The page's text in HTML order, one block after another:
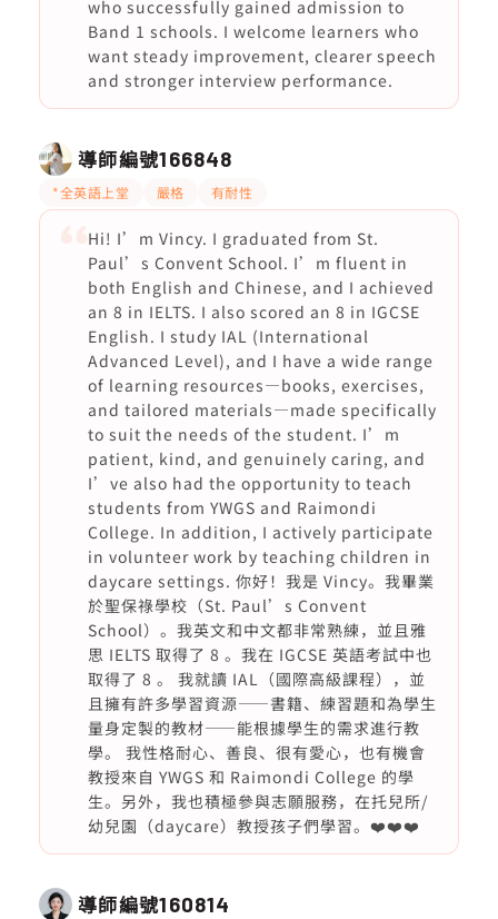
who successfully gained admission to
Band 1 schools. I welcome learners who
want steady improvement, clearer speech
and stronger interview performance.
導師編號166848
*全英語上堂 嚴格 有耐性
Hi! I’m Vincy. I graduated from St.
Paul’s Convent School. I’m fluent in
both English and Chinese, and I achieved
an 8 in IELTS. I also scored an 8 in IGCSE
English. I study IAL (International
Advanced Level), and I have a wide range
of learning resources—books, exercises,
and tailored materials—made specifically
to suit the needs of the student. I’m
patient, kind, and genuinely caring, and
I’ve also had the opportunity to teach
students from YWGS and Raimondi
College. In addition, I actively participate
in volunteer work by teaching children in
daycare settings. 你好！我是 Vincy。我畢業
於聖保祿學校（St. Paul’s Convent
School）。我英文和中文都非常熟練，並且雅
思 IELTS 取得了 8 。我在 IGCSE 英語考試中也
取得了 8 。 我就讀 IAL（國際高級課程），並
且擁有許多學習資源——書籍、練習題和為學生
量身定製的教材——能根據學生的需求進行教
學。 我性格耐心、善良、很有愛心，也有機會
教授來自 YWGS 和 Raimondi College 的學
生。另外，我也積極參與志願服務，在托兒所/
幼兒園（daycare）教授孩子們學習。❤️❤️❤️
導師編號160814